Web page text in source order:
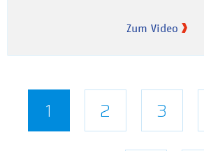
Zum Video
Seitennummerierung
Aktuelle
1 Seite
2 Seite
3